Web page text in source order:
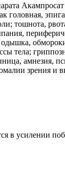
головная,
тошнота,
одышка,
тела;
амнезия,
зрения и
в усилении